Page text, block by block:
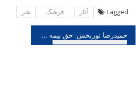
Tagged آثار فرهنگ هنر
راهبری
حمیدرضا نوربخش: حق بیمه و سرانه درمان فصل بهار هنرمندان موسیقی پرداخت می شود